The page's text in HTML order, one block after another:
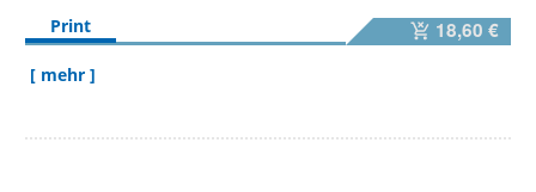
Print
18,60 €
[ mehr ]